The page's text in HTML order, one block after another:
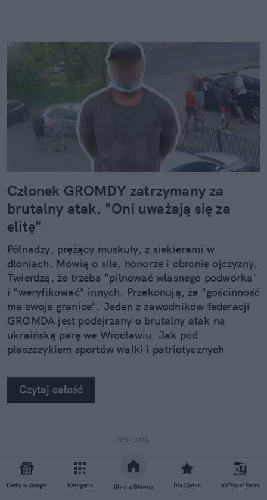
Dodaj w Google Kategorie Strona Główna Dla Ciebie naTemat Extra
Członek GROMDY zatrzymany za
brutalny atak. "Oni uważają się za
elitę"
Półnadzy, prężący muskuły, z siekierami w
dłoniach. Mówią o sile, honorze i obronie ojczyzny.
Twierdzą, że trzeba "pilnować własnego podwórka"
i "weryfikować" innych. Przekonują, że "gościnność
ma swoje granice". Jeden z zawodników federacji
GROMDA jest podejrzany o brutalny atak na
ukraińską parę we Wrocławiu. Jak pod
płaszczykiem sportów walki i patriotycznych
Rozmawiam o tym z prof. Rafałem Pankowskim,
socjologiem i politologiem ze Stowarzyszenia
"NIGDY WIĘCEJ".
Czytaj całość
REKLAMA